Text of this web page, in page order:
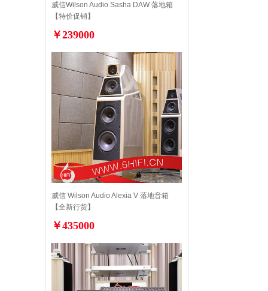
威信Wilson Audio Sasha DAW 落地箱
【特价促销】
￥239000
威信 Wilson Audio Alexia V 落地音箱
【全新行货】
￥435000